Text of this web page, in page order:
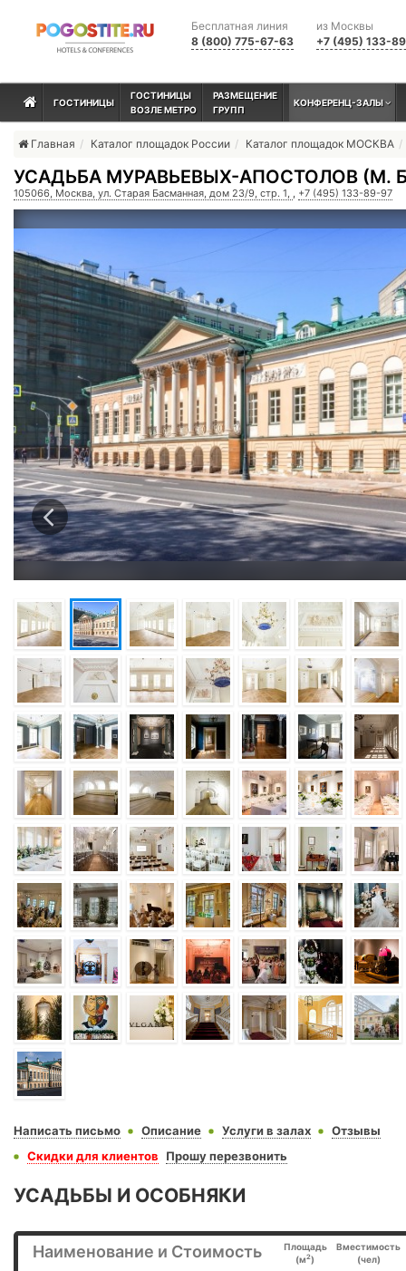
из Москвы
+7 (495) 133-
Бесплатная линия
8 (800) 775-67-63
ГОСТИНИЦЫ
ГОСТИНИЦЫ
ВОЗЛЕ МЕТРО
РАЗМЕЩЕНИЕ
ГРУПП
КОНФЕРЕНЦ-ЗАЛЫ
Главная Каталог площадок России Каталог площадок МОСКВА
УСАДЬБА МУРАВЬЕВЫХ-АПОСТОЛОВ (М.
105066, Москва, ул. Старая Басманная, дом 23/9, стр. 1, , +7 (495) 133-89-97
Написать письмо Описание Услуги в залах
Отзывы
Скидки для клиентов
Прошу перезвонить
УСАДЬБЫ И ОСОБНЯКИ
Наименование и Стоимость
Площадь
(м2)
Вместимость
(чел)